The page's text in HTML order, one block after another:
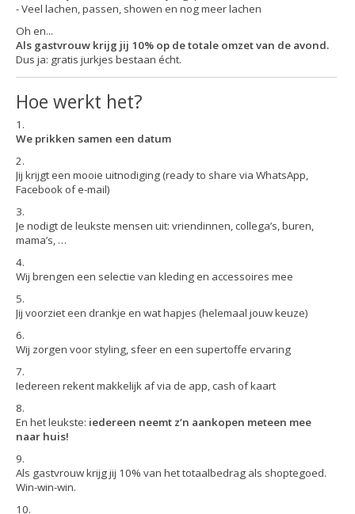
- Veel lachen, passen, showen en nog meer lachen
Oh en...
Als gastvrouw krijg jij 10% op de totale omzet van de avond.
Dus ja: gratis jurkjes bestaan écht.
Hoe werkt het?
We prikken samen een datum
Jij krijgt een mooie uitnodiging (ready to share via WhatsApp,
Facebook of e-mail)
Je nodigt de leukste mensen uit: vriendinnen, collega’s, buren,
mama’s, …
Wij brengen een selectie van kleding en accessoires mee
Jij voorziet een drankje en wat hapjes (helemaal jouw keuze)
Wij zorgen voor styling, sfeer en een supertoffe ervaring
Iedereen rekent makkelijk af via de app, cash of kaart
En het leukste: iedereen neemt z’n aankopen meteen mee
naar huis!
Als gastvrouw krijg jij 10% van het totaalbedrag als shoptegoed.
Win-win-win.